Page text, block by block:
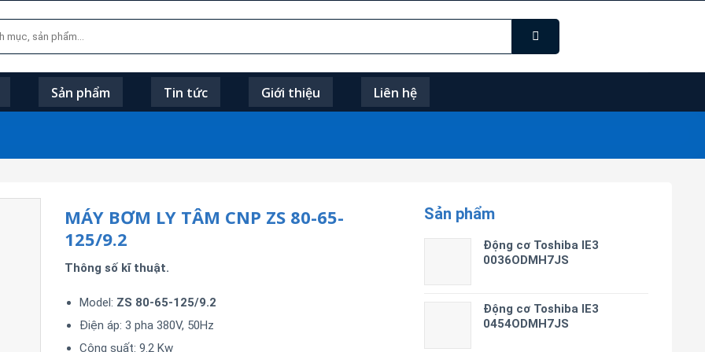
Sản phẩm Tin tức Giới thiệu Liên hệ
Sản phẩm
Động cơ Toshiba IE3
0036ODMH7JS
Động cơ Toshiba IE3
0454ODMH7JS
MÁY BƠM LY TÂM CNP ZS 80-65-
125/9.2
Thông số kĩ thuật.
Model: ZS 80-65-125/9.2
Điện áp: 3 pha 380V, 50Hz
Công suất: 9.2 Kw